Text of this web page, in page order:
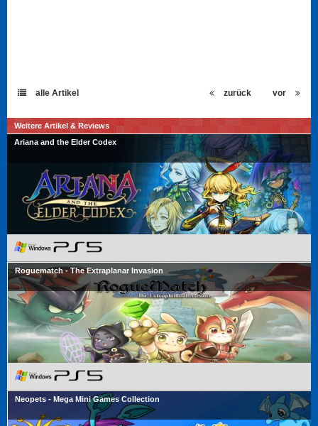
alle Artikel vor
zurück
Weitere Artikel & Reviews
Ariana and the Elder Codex
Roguematch - The Extraplanar Invasion
Neopets - Mega Mini Games Collection